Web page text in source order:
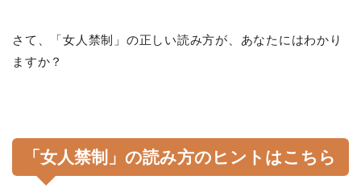
さて、「女人禁制」の正しい読み方が、あなたにはわかり
ますか？
「女人禁制」の読み方のヒントはこちら